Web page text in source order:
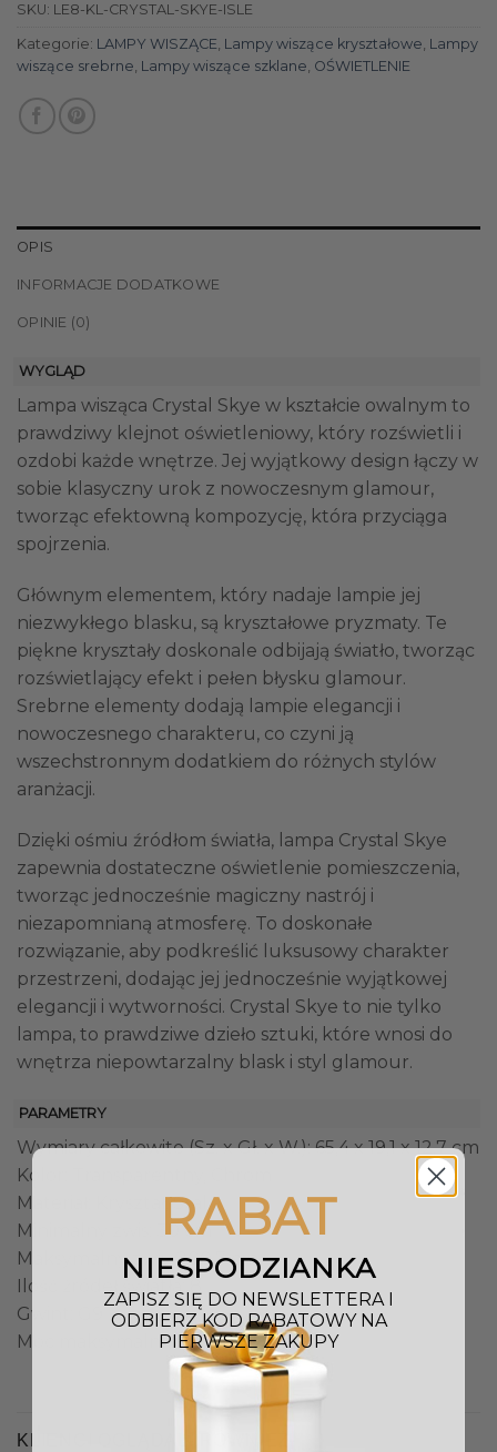
SKU: LE8-KL-CRYSTAL-SKYE-ISLE
Kategorie: LAMPY WISZĄCE, Lampy wiszące kryształowe, Lampy
wiszące srebrne, Lampy wiszące szklane, OŚWIETLENIE
OPIS
INFORMACJE DODATKOWE
OPINIE (0)
WYGLĄD
Lampa wisząca Crystal Skye w kształcie owalnym to
prawdziwy klejnot oświetleniowy, który rozświetli i
ozdobi każde wnętrze. Jej wyjątkowy design łączy w
sobie klasyczny urok z nowoczesnym glamour,
tworząc efektowną kompozycję, która przyciąga
spojrzenia.
Głównym elementem, który nadaje lampie jej
niezwykłego blasku, są kryształowe pryzmaty. Te
piękne kryształy doskonale odbijają światło, tworząc
rozświetlający efekt i pełen błysku glamour.
Srebrne elementy dodają lampie elegancji i
nowoczesnego charakteru, co czyni ją
wszechstronnym dodatkiem do różnych stylów
aranżacji.
Dzięki ośmiu źródłom światła, lampa Crystal Skye
zapewnia dostateczne oświetlenie pomieszczenia,
tworząc jednocześnie magiczny nastrój i
niezapomnianą atmosferę. To doskonałe
rozwiązanie, aby podkreślić luksusowy charakter
przestrzeni, dodając jej jednocześnie wyjątkowej
elegancji i wytworności. Crystal Skye to nie tylko
lampa, to prawdziwe dzieło sztuki, które wnosi do
wnętrza niepowtarzalny blask i styl glamour.
PARAMETRY
Wymiary całkowite (Sz. x Gł. x W.): 65,4 x 19,1 x 12,7 cm
Kolor: Transparentny, Chrom
Materiał: Kryształ, Stal
Minimalny zwis: 30 cm
Maksymalny zwis: 200,7 cm
Ilość źródeł światła: 8
Gwint: G9
Moc maksymalna: 3,5 W
KLIENCI OGLĄDALI RÓWNIEŻ
RABAT
NIESPODZIANKA
ZAPISZ SIĘ DO NEWSLETTERA I
ODBIERZ KOD RABATOWY NA
PIERWSZE ZAKUPY